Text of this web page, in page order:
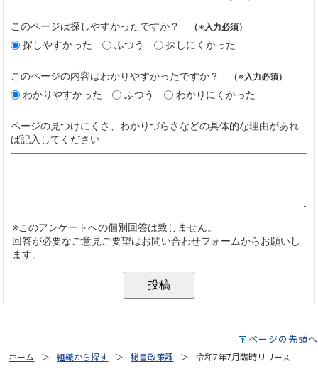
ページの先頭へ
ホーム 組織から探す 秘書政策課 令和7年7月臨時リリース